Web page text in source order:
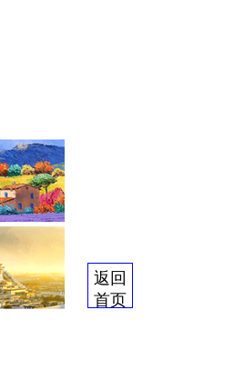
返回
首页